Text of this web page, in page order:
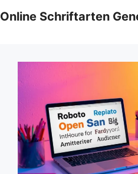
Inhalt
Online Schriftarten